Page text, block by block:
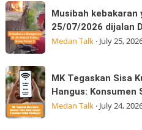
dan
Moto
GP
Edition
hadir
Musibah
kebakaran
yabg
tarjadi
sore
hari
ini
25/07/2026
Musibah
25/07/2026 dijalan
Medan Talk· July 25,
MK
Tegaskan
Sisa
Kuota
MK Tegaskan Sisa
Hangus: Konsumen
Medan Talk· July 24,